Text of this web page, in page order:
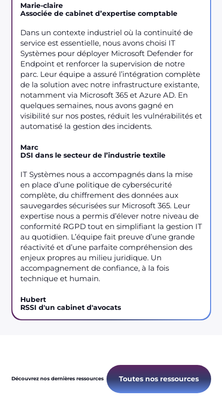
Marie-claire
Associée de cabinet d’expertise comptable
Dans un contexte industriel où la continuité de
service est essentielle, nous avons choisi IT
Systèmes pour déployer Microsoft Defender for
Endpoint et renforcer la supervision de notre
parc. Leur équipe a assuré l’intégration complète
de la solution avec notre infrastructure existante,
notamment via Microsoft 365 et Azure AD. En
quelques semaines, nous avons gagné en
visibilité sur nos postes, réduit les vulnérabilités et
automatisé la gestion des incidents.
Marc
DSI dans le secteur de l’industrie textile
IT Systèmes nous a accompagnés dans la mise
en place d’une politique de cybersécurité
complète, du chiffrement des données aux
sauvegardes sécurisées sur Microsoft 365. Leur
expertise nous a permis d’élever notre niveau de
conformité RGPD tout en simplifiant la gestion IT
au quotidien. L’équipe fait preuve d’une grande
réactivité et d’une parfaite compréhension des
enjeux propres au milieu juridique. Un
accompagnement de confiance, à la fois
technique et humain.
Hubert
RSSI d'un cabinet d'avocats
Découvrez nos dernières ressources Toutes nos ressources